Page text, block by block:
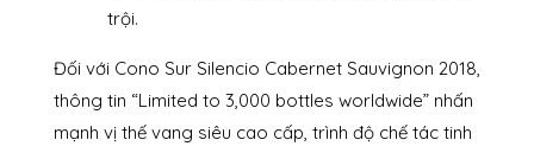
trội.
Đối với Cono Sur Silencio Cabernet Sauvignon 2018,
thông tin “Limited to 3,000 bottles worldwide” nhấn
mạnh vị thế vang siêu cao cấp, trình độ chế tác tinh